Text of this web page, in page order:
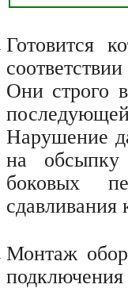
Готовится
Они строго
Нарушение
на обсыпку
боковых
сдавливания
Монтаж